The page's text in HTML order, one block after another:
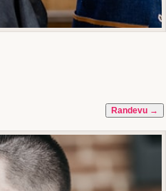
Randevu →